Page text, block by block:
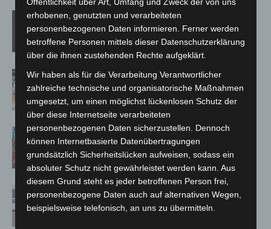
M’era Luna 2026: 25.000 Fans feiern in
Hildesheim
Kunst trifft Weingenuss: Barbara-
Susann Mehring zeigt ihre Werke im
Jacques’ Wein-Depot Isernhagen
A2: Zweite Turbobaustelle startet
zwischen Hannover-West und
Bothfeld
Niedersachsen: Feuerwehrkräfte
kehren nach Waldbrandeinsatz aus
erhobenen, genutzten und verarbeiteten
personenbezogenen Daten informieren. Ferner werden
betroffene Personen mittels dieser Datenschutzerklärung
über die ihnen zustehenden Rechte aufgeklärt.
Wir haben als für die Verarbeitung Verantwortlicher
zahlreiche technische und organisatorische Maßnahmen
umgesetzt, um einen möglichst lückenlosen Schutz der
über diese Internetseite verarbeiteten
personenbezogenen Daten sicherzustellen. Dennoch
können Internetbasierte Datenübertragungen
grundsätzlich Sicherheitslücken aufweisen, sodass ein
absoluter Schutz nicht gewährleistet werden kann. Aus
diesem Grund steht es jeder betroffenen Person frei,
personenbezogene Daten auch auf alternativen Wegen,
beispielsweise telefonisch, an uns zu übermitteln.